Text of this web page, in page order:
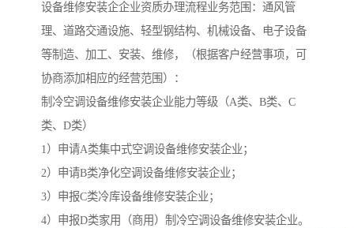
设备维修安装企企业资质办理流程业务范围：通风管
理、道路交通设施、轻型钢结构、机械设备、电子设备
等制造、加工、安装、维修，（根据客户经营事项，可
协商添加相应的经营范围）：
制冷空调设备维修安装企业能力等级（A类、B类、C
类、D类）
1）申请A类集中式空调设备维修安装企业；
2）申请B类净化空调设备维修安装企业；
3）申报C类冷库设备维修安装企业；
4）申报D类家用（商用）制冷空调设备维修安装企业。